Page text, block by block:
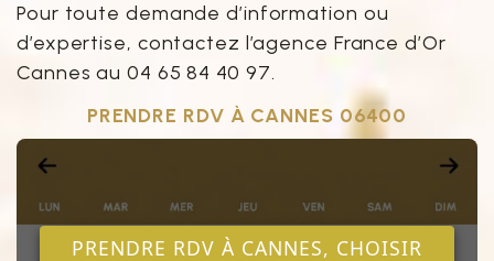
Pour toute demande d’information ou
d’expertise, contactez l’agence France d’Or
Cannes au 04 65 84 40 97.
PRENDRE RDV À CANNES 06400
PRENDRE RDV À CANNES, CHOISIR